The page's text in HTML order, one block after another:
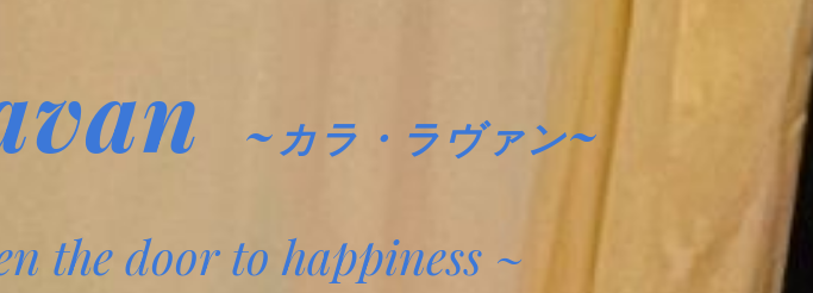
~ カラ・ラヴァン~
the door to happiness ~